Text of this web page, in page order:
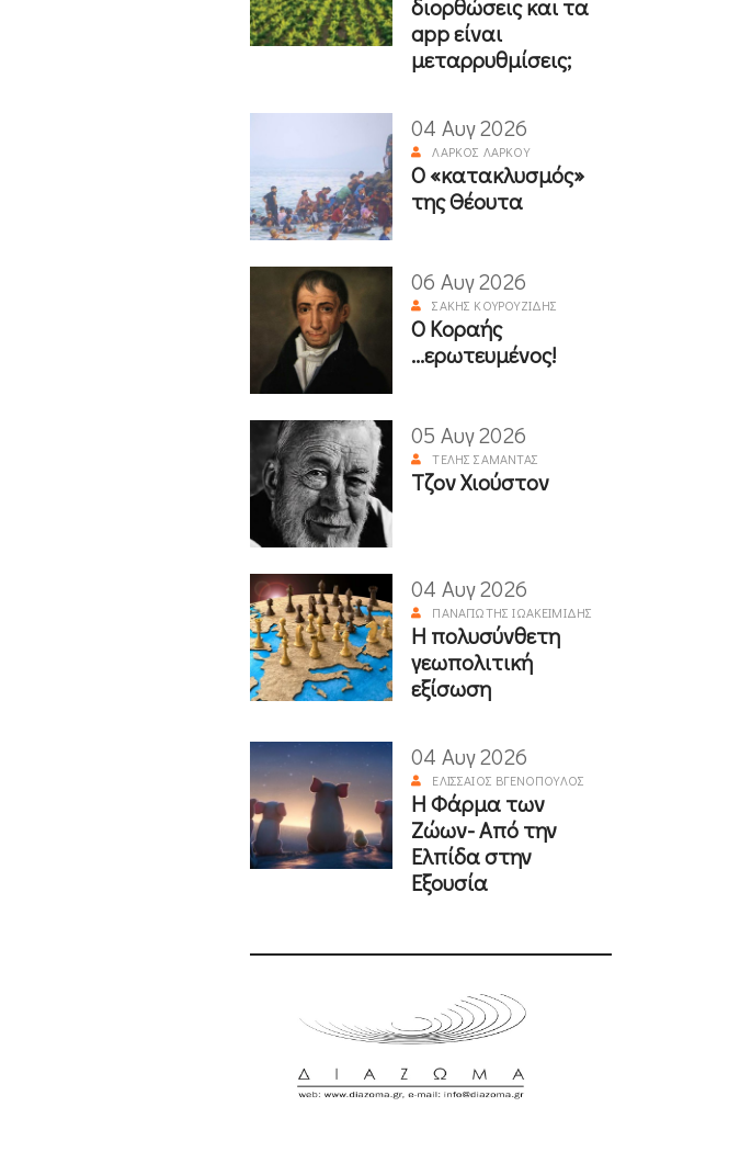
διορθώσεις και τα
app είναι
μεταρρυθμίσεις;
04 Αυγ 2026
ΛΆΡΚΟΣ ΛΆΡΚΟΥ
Ο «κατακλυσμός»
της Θέουτα
06 Αυγ 2026
ΣΆΚΗΣ ΚΟΥΡΟΥΖΊΔΗΣ
Ο Κοραής
...ερωτευμένος!
05 Αυγ 2026
ΤΈΛΗΣ ΣΑΜΑΝΤΆΣ
Τζον Χιούστον
04 Αυγ 2026
ΠΑΝΑΓΙΏΤΗΣ ΙΩΑΚΕΙΜΊΔΗΣ
Η πολυσύνθετη
γεωπολιτική
εξίσωση
04 Αυγ 2026
ΕΛΙΣΣΑΊΟΣ ΒΓΕΝΌΠΟΥΛΟΣ
Η Φάρμα των
Ζώων- Από την
Ελπίδα στην
Εξουσία